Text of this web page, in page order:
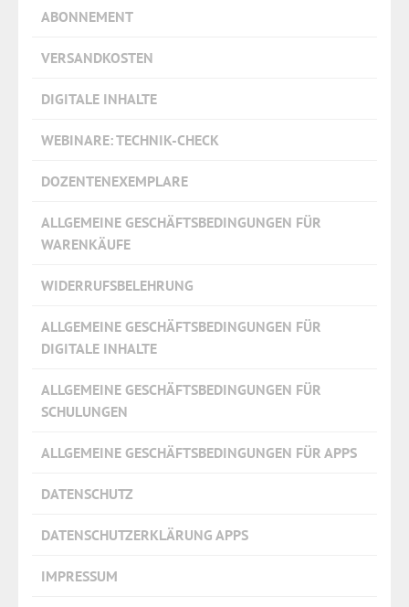
ABONNEMENT
VERSANDKOSTEN
DIGITALE INHALTE
WEBINARE: TECHNIK-CHECK
DOZENTENEXEMPLARE
ALLGEMEINE GESCHÄFTSBEDINGUNGEN FÜR
WARENKÄUFE
WIDERRUFSBELEHRUNG
ALLGEMEINE GESCHÄFTSBEDINGUNGEN FÜR
DIGITALE INHALTE
ALLGEMEINE GESCHÄFTSBEDINGUNGEN FÜR
SCHULUNGEN
ALLGEMEINE GESCHÄFTSBEDINGUNGEN FÜR APPS
DATENSCHUTZ
DATENSCHUTZERKLÄRUNG APPS
IMPRESSUM